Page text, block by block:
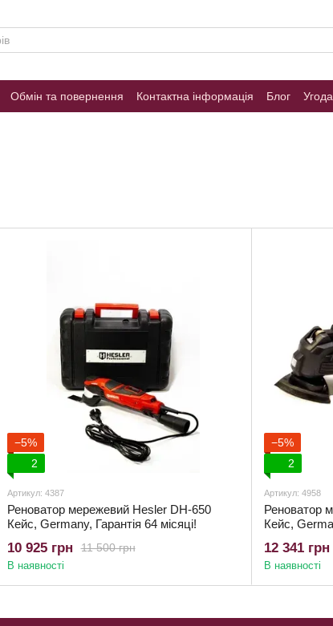
Обмін та повернення Контактна інформація Блог
−5%
2
Артикул: 4387
Реноватор мережевий Hesler DH-650
Кейс, Germany, Гарантія 64 місяці!
11 500 грн
10 925 грн
В наявності
−5%
2
Артикул: 4958
Реноватор
Кейс,
12 341 грн
В наявності